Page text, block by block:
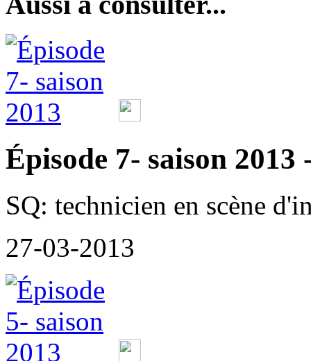
Épisode 7- saison 2013
SQ: technicien en scène
27-03-2013